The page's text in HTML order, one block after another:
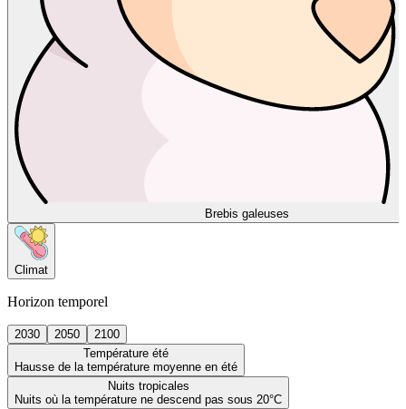
Brebis galeuses
Climat
Horizon temporel
2030 2050
2100
Température été
Hausse de la température moyenne en été
Nuits tropicales
Nuits où la température ne descend pas sous 20°C